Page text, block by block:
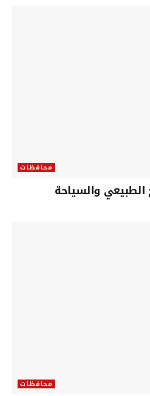
محافظات
الطبيعي والسياحة
محافظات